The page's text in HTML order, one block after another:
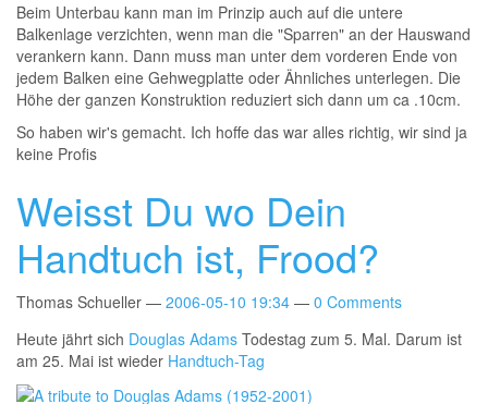
Beim Unterbau kann man im Prinzip auch auf die untere
Balkenlage verzichten, wenn man die "Sparren" an der Hauswand
verankern kann. Dann muss man unter dem vorderen Ende von
jedem Balken eine Gehwegplatte oder Ähnliches unterlegen. Die
Höhe der ganzen Konstruktion reduziert sich dann um ca .10cm.
So haben wir's gemacht. Ich hoffe das war alles richtig, wir sind ja
keine Profis
Weisst Du wo Dein
Handtuch ist, Frood?
Thomas Schueller 2006-05-10 19:34
0 Comments
Heute jährt sich Douglas Adams Todestag zum 5. Mal. Darum ist
am 25. Mai ist wieder Handtuch-Tag